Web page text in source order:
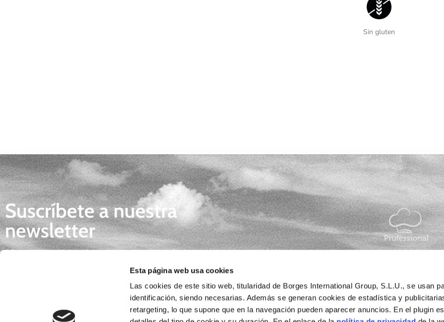
Esta página web usa cookies
Las cookies de este sitio web, titularidad de Borges International Group, S.L.U., se usan
identificación, siendo necesarias. Además se generan cookies de estadística y
retargeting, lo que supone que en la navegación pueden aparecer anuncios. En el plugin
Sin gluten
Suscríbete a nuestra
newsletter
Síguenos y descubre todas las novedades